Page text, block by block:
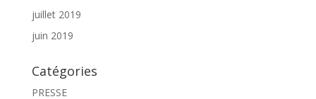
juillet 2019
juin 2019
Catégories
PRESSE